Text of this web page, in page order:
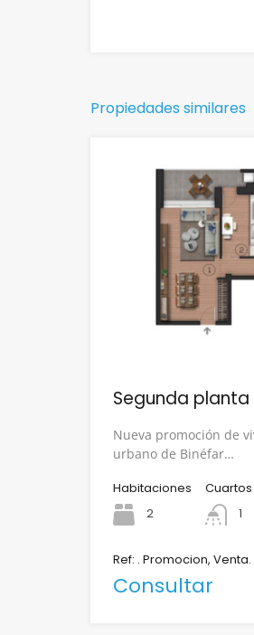
Propiedades similares
Segunda planta
Nueva promoción de
urbano de Binéfar…
Habitaciones
2
1
Ref: . Promocion, Venta.
Consultar